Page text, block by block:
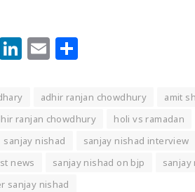
Twitter
LinkedIn
Email
adhir ranjan chowdhury
amit
ranjan chowdhury
holi vs ramadan
sanjay nishad sanjay nishad interview
news
sanjay nishad on bjp sanjay
sanjay nishad